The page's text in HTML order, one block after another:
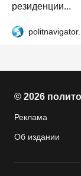
резиденции...
© 2026
Реклама
Об издании